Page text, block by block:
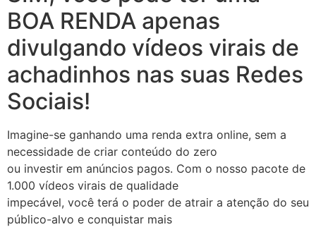
BOA RENDA apenas
divulgando vídeos virais de
achadinhos nas suas Redes
Sociais!
Imagine-se ganhando uma renda extra online, sem a
necessidade de criar conteúdo do zero
ou investir em anúncios pagos. Com o nosso pacote de
1.000 vídeos virais de qualidade
impecável, você terá o poder de atrair a atenção do seu
público-alvo e conquistar mais